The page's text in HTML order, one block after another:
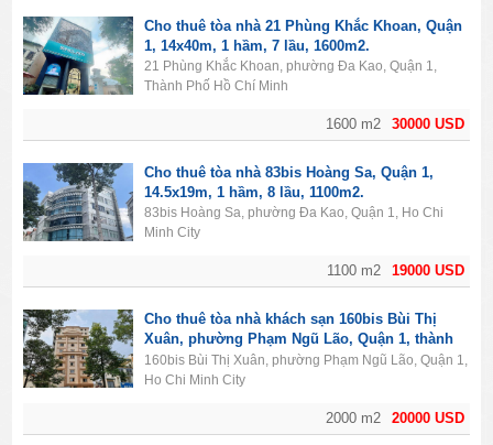
30000 USD
1600 m2
Cho thuê tòa nhà 21 Phùng Khắc Khoan, Quận
1, 14x40m, 1 hầm, 7 lầu, 1600m2.
21 Phùng Khắc Khoan, phường Đa Kao, Quận 1,
Thành Phố Hồ Chí Minh
19000 USD
1100 m2
Cho thuê tòa nhà 83bis Hoàng Sa, Quận 1,
14.5x19m, 1 hầm, 8 lầu, 1100m2.
83bis Hoàng Sa, phường Đa Kao, Quận 1, Ho Chi
Minh City
20000 USD
2000 m2
Cho thuê tòa nhà khách sạn 160bis Bùi Thị
Xuân, phường Phạm Ngũ Lão, Quận 1, thành
phố Hồ Chí Minh. Diện tích 2000m2, 1 hầm, 11
lầu, 50PN.
160bis Bùi Thị Xuân, phường Phạm Ngũ Lão, Quận 1,
Ho Chi Minh City